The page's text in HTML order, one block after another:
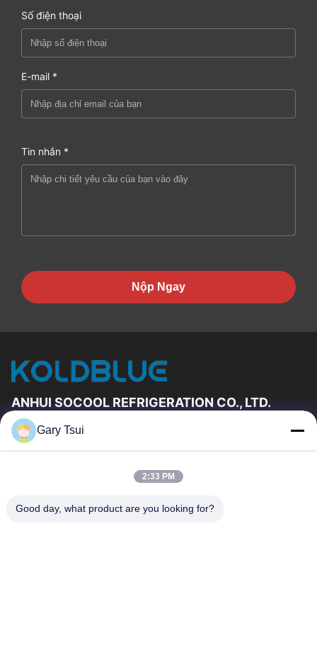
Số điện thoại
E-mail *
Tin nhắn *
Nộp Ngay
ANHUI SOCOOL REFRIGERATION CO., LTD.
Đường Dẫn Nhanh
Về Chúng Tôi
Tham Quan Nhà Máy
Kiểm Soát Chất Lượng
Gary Tsui
2:33 PM
Good day, what product are you looking for?